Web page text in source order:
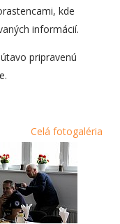
kde
informácií.
pripravenú
Celá fotogaléria